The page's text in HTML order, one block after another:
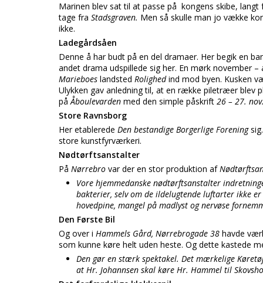
Marinen blev sat til at passe på kongens skibe,
tage fra Stadsgraven. Men så skulle man jo vække
ikke.
Ladegårdsåen
Denne å har budt på en del dramaer. Her begik en
andet drama udspillede sig her. En mørk november
Marieboes landsted Rolighedind mod byen. Kusken
Ulykken gav anledning til, at en række piletræer blev
påÅboulevarden med den simple påskrift 26 – 27.
Store Ravnsborg
Her etablerede Den bestandige Borgerlige Forening
store kunstfyrværkeri.
Nødtørftsanstalter
På Nørrebro var der en stor produktion af
Vore hjemmedanske nødtørftsanstalter
bakterier, selv om de ildelugtende luftarter ikke
hovedpine, mangel på madlyst og nervøse
Den Første Bil
Og over i Hammels Gård, Nørrebrogade 38 havde
som kunne køre helt uden heste. Og dette kastede
Den gør en stærk spektakel. Det mærkelige
at Hr. Johannsen skal køre Hr. Hammel til